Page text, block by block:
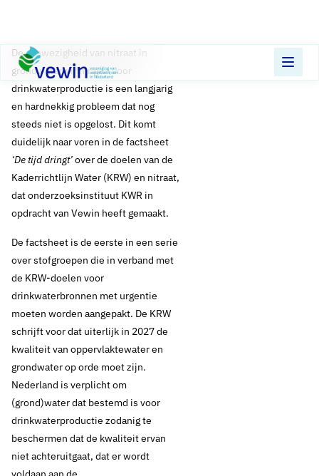
Direct naar content
Terug naar de startpagina
De aanwezigheid van nitraat in
grondwaterwinningen voor
drinkwaterproductie is een langjarig
en hardnekkig probleem dat nog
steeds niet is opgelost. Dit komt
duidelijk naar voren in de factsheet
‘De tijd dringt’over de doelen van de
Kaderrichtlijn Water (KRW) en nitraat,
dat onderzoeksinstituut KWR in
opdracht van Vewin heeft gemaakt.
De factsheet is de eerste in een serie
over stofgroepen die in verband met
de KRW-doelen voor
drinkwaterbronnen met urgentie
moeten worden aangepakt. De KRW
schrijft voor dat uiterlijk in 2027 de
kwaliteit van oppervlaktewater en
grondwater op orde moet zijn.
Nederland is verplicht om
(grond)water dat bestemd is voor
drinkwaterproductie zodanig te
beschermen dat de kwaliteit ervan
niet achteruitgaat, dat er wordt